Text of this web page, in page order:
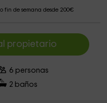
fin de semana desde 200€
propietario
6 personas
2 baños